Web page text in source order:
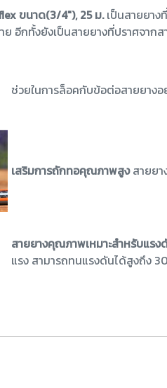
ขนาด(3/4"), 25 ม.เป็นสายยาง
อีกทั้งยังเป็นสายยางที่ปราศจาก
ช่วยในการล็อคกับข้อต่อสายยาง
เสริมการถักทอคุณภาพสูงสายยา
สายยางคุณภาพเหมาะสำหรับแร
แรง สามารถทนแรงดันได้สูงถึง